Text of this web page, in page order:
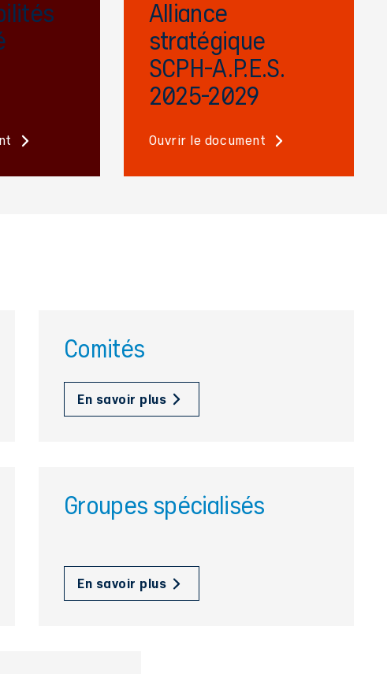
Alliance
stratégique
SCPH-A.P.E.S.
2025-2029
Ouvrir le document
Comités
En savoir plus
Groupes spécialisés
En savoir plus